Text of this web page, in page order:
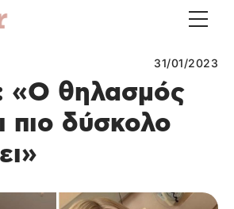
31/01/2023
«Ο θηλασμός
πιο δύσκολο